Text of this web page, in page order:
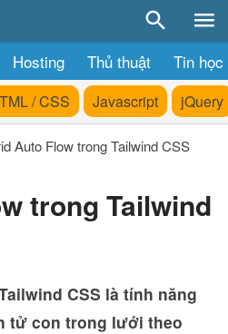
Hosting Thủ thuật Tin học
/ CSS Javascript jQuery
Auto Flow trong Tailwind CSS
trong Tailwind
CSS là tính năng
tử con trong lưới theo